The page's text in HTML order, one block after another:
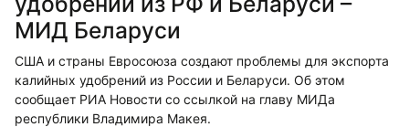
МИД Беларуси
США и страны Евросоюза создают проблемы для экспорта
калийных удобрений из России и Беларуси. Об этом
сообщает РИА Новости со ссылкой на главу МИДа
республики Владимира Макея.